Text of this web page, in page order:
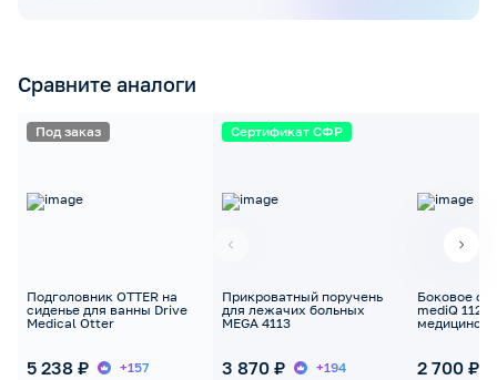
Сравните аналоги
Под заказ
Подголовник OTTER на
сиденье для ванны Drive
Medical Otter
5 238 ₽ +157
Сертификат СФР
Прикроватный поручень
для лежачих больных
MEGA 4113
3 870 ₽ +194
Боковое
mediQ
2 700 ₽